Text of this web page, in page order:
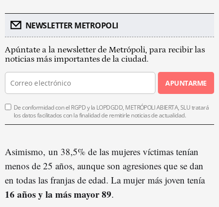
NEWSLETTER METROPOLI
Apúntate a la newsletter de Metrópoli, para recibir las
noticias más importantes de la ciudad.
APUNTARME
De conformidad con el RGPD y la LOPDGDD, METRÓPOLI ABIERTA, SLU tratará
los datos facilitados con la finalidad de remitirle noticias de actualidad.
Asimismo, un 38,5% de las mujeres víctimas tenían
menos de 25 años, aunque son agresiones que se dan
en todas las franjas de edad. La mujer más joven tenía
16 años y la más mayor 89.